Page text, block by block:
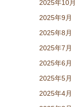
2025年10月
2025年9月
2025年8月
2025年7月
2025年6月
2025年5月
2025年4月